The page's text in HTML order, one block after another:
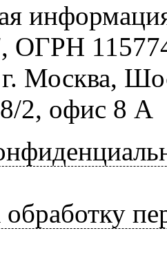
ОГРН
Москва,
2, офис 8 А
обработку